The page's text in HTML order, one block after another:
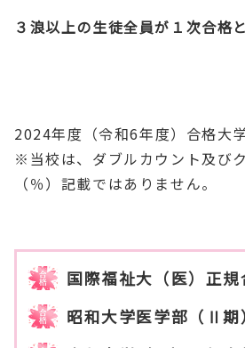
３浪以上の生徒全員が１次合格
2024年度（令和6年度）合格大
※当校は、ダブルカウント及び
（％）記載ではありません。
国際福祉大（医）正規
昭和大学医学部（Ⅱ期